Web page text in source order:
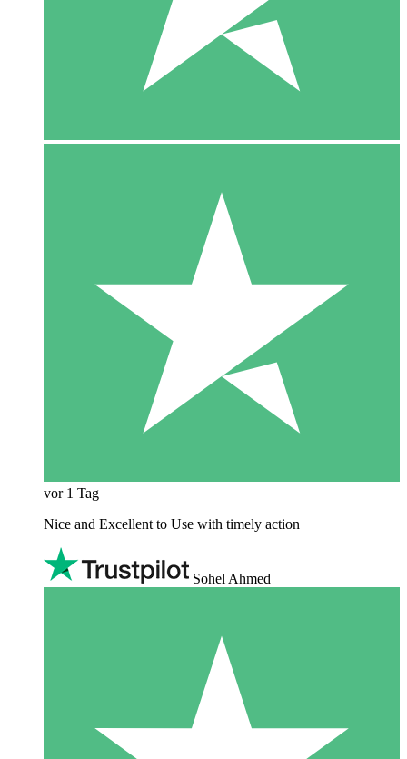
vor 1 Tag
Nice and Excellent to Use with timely action
Sohel Ahmed